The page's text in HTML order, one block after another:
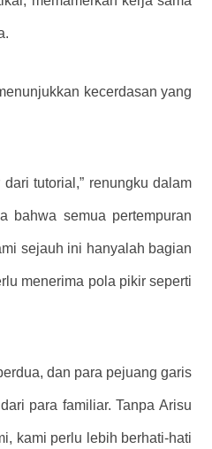
kecerdasan yang
tutorial,” renungku dalam
bahwa semua pertempuran
sejauh ini hanyalah bagian
menerima pola pikir seperti
dan para pejuang garis
para familiar. Tanpa Arisu
kami perlu lebih berhati-hati